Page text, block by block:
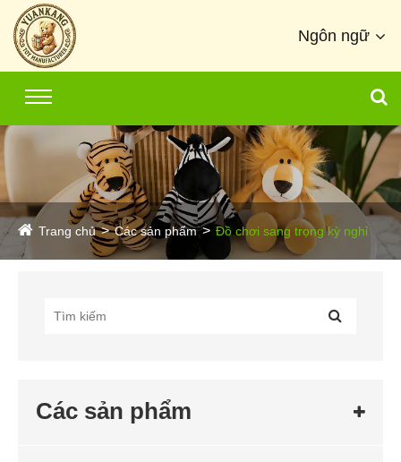
Ngôn ngữ
Trang chủ Các sản phẩm Đồ chơi sang trọng kỳ nghỉ
Các sản phẩm